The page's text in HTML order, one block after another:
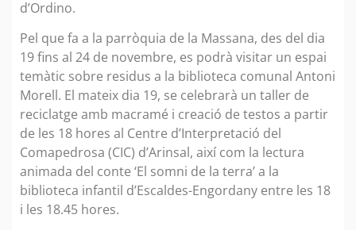
d’Ordino.
Pel que fa a la parròquia de la Massana, des del dia
19 fins al 24 de novembre, es podrà visitar un espai
temàtic sobre residus a la biblioteca comunal Antoni
Morell. El mateix dia 19, se celebrarà un taller de
reciclatge amb macramé i creació de testos a partir
de les 18 hores al Centre d’Interpretació del
Comapedrosa (CIC) d’Arinsal, així com la lectura
animada del conte ‘El somni de la terra’ a la
biblioteca infantil d’Escaldes-Engordany entre les 18
i les 18.45 hores.